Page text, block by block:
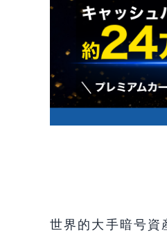
世界的大手暗号資